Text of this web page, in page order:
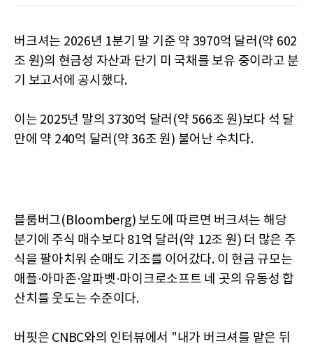
버크셔는 2026년 1분기 말 기준 약 3970억 달러(약 602
조 원)의 현금성 자산과 단기 미 국채를 보유 중이라고 분
기 보고서에 공시했다.
이는 2025년 말의 3730억 달러(약 566조 원)보다 석 달
만에 약 240억 달러(약 36조 원) 불어난 수치다.
블룸버그(Bloomberg) 보도에 따르면 버크셔는 해당
분기에 주식 매수보다 81억 달러(약 12조 원) 더 많은 주
식을 팔아치워 순매도 기조를 이어갔다. 이 현금 규모는
애플·아마존·알파벳·마이크로소프트 네 곳의 유동성 합
산치를 웃도는 수준이다.
버핏은 CNBC와의 인터뷰에서 "내가 버크셔를 맡은 뒤